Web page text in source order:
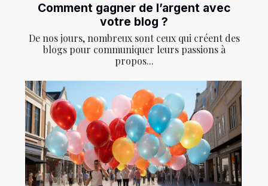
Comment gagner de l’argent avec
votre blog ?
De nos jours, nombreux sont ceux qui créent des
blogs pour communiquer leurs passions à
propos...